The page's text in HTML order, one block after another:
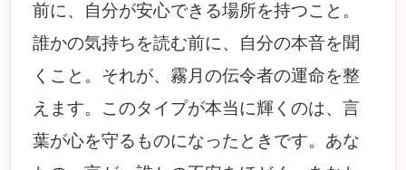
前に、自分が安心できる場所を持つこと。
誰かの気持ちを読む前に、自分の本音を聞
くこと。それが、霧月の伝令者の運命を整
えます。このタイプが本当に輝くのは、言
葉が心を守るものになったときです。あな